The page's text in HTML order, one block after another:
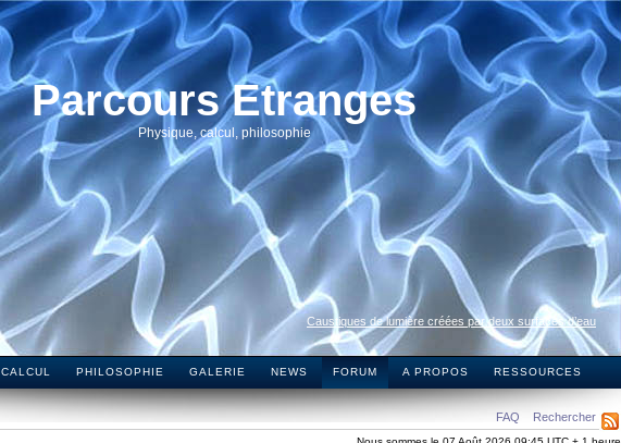
Parcours Etranges
Physique, calcul, philosophie
Caustiques de lumière créées par deux surfaces d’eau
CALCUL PHILOSOPHIE GALERIE NEWS FORUM A PROPOS RESSOURCES
FAQ Rechercher